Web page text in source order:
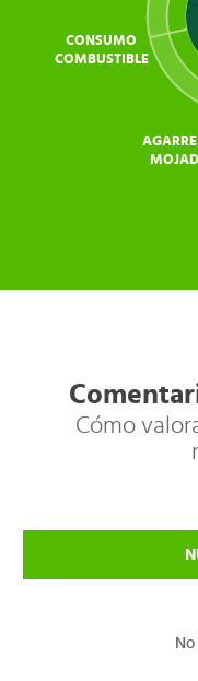
AGARRE
CONSUMO
COMBUSTIBLE
Cómo